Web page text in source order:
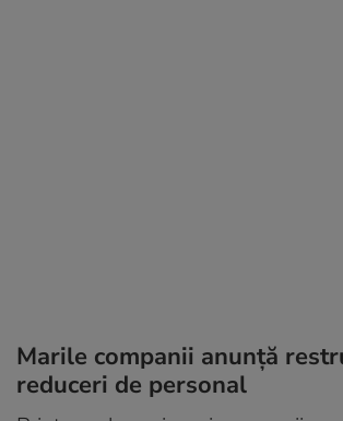
Marile companii anunță
reduceri de personal